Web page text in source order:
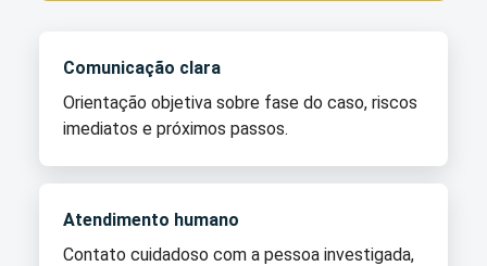
Comunicação clara
Orientação objetiva sobre fase do caso, riscos
imediatos e próximos passos.
Atendimento humano
Contato cuidadoso com a pessoa investigada,